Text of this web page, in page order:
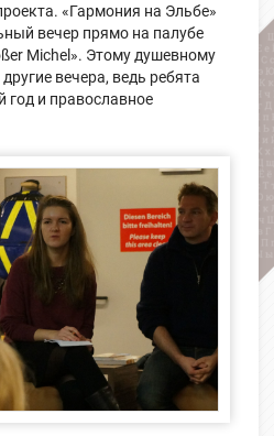
«Гармония на Эльбе»
вечер прямо на палубе
Michel». Этому душевному
вечера, ведь ребята
год и православное